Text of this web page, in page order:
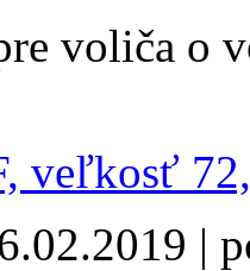
voliča o
veľkosť
|